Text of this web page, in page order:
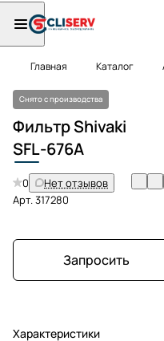
Главная Каталог
Снято с производства
Фильтр Shivaki
SFL-676A
0
Нет отзывов
Арт.317280
Запросить
Характеристики